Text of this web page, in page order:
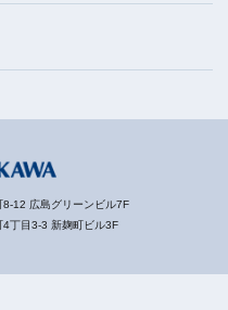
8-12 広島グリーンビル7F
4丁目3-3 新麹町ビル3F